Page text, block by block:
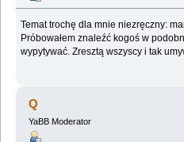
Temat trochę dla mnie niezręczny:
Próbowałem znaleźć kogoś w
wypytywać. Zresztą wszyscy i tak
Q
YaBB Moderator